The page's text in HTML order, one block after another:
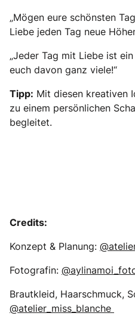
„Mögen eure schönsten
Liebe jeden Tag neue
„Jeder Tag mit Liebe ist
euch davon ganz viele!“
Tipp: Mit diesen kreativen
zu einem persönlichen
begleitet.
Credits:
Konzept & Planung:
Fotografin:
Brautkleid, Haarschmuck,
@atelier_miss_blanche